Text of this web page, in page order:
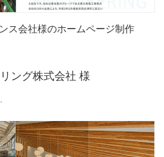
ス会社様のホームページ制作
ング株式会社 様